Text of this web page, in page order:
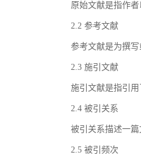
原始文献是指作
2.2 参考文献
参考文献是为撰
2.3 施引文献
施引文献是指引
2.4 被引关系
被引关系描述一
2.5 被引频次